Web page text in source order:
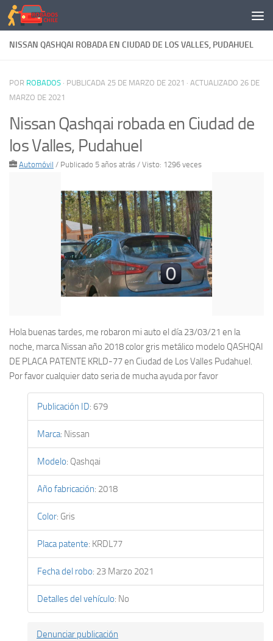
Saltar al contenido
NISSAN QASHQAI ROBADA EN CIUDAD DE LOS VALLES, PUDAHUEL
POR ROBADOS · PUBLICADA 25 DE MARZO DE 2021 · ACTUALIZADO 26 DE
MARZO DE 2021
Nissan Qashqai robada en Ciudad de
los Valles, Pudahuel
Automóvil / Publicado 5 años atrás / Visto: 1296 veces
Hola buenas tardes, me robaron mi auto el día 23/03/21 en la
noche, marca Nissan año 2018 color gris metálico modelo QASHQAI
DE PLACA PATENTE KRLD-77 en Ciudad de Los Valles Pudahuel.
Por favor cualquier dato seria de mucha ayuda por favor
Publicación ID: 679
Marca: Nissan
Modelo: Qashqai
Año fabricación: 2018
Color: Gris
Placa patente: KRDL77
Fecha del robo: 23 Marzo 2021
Detalles del vehículo: No
Denunciar publicación